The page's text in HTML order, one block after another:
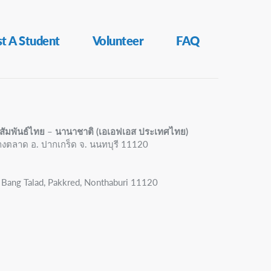
A Student Volunteer FAQ
พันธ์ไทย – นานาชาติ (เอเอฟเอส ประเทศไทย)
ลาด อ. ปากเกร็ด จ. นนทบุรี 11120
Talad, Pakkred, Nonthaburi 11120